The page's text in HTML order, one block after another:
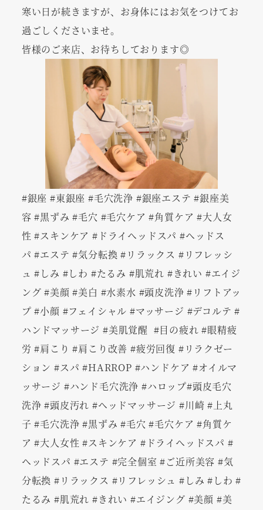
寒い日が続きますが、お身体にはお気をつけてお
過ごしくださいませ。
皆様のご来店、お待ちしております◎
#銀座 #東銀座 #毛穴洗浄 #銀座エステ #銀座美
容 #黒ずみ #毛穴 #毛穴ケア #角質ケア #大人女
性 #スキンケア #ドライヘッドスパ #ヘッドス
パ #エステ #気分転換 #リラックス #リフレッシ
ュ #しみ #しわ #たるみ #肌荒れ #きれい #エイジ
ング #美顔 #美白 #水素水 #頭皮洗浄 #リフトアッ
プ #小顔 #フェイシャル #マッサージ #デコルテ #
ハンドマッサージ #美肌覚醒 #目の疲れ #眼精疲
労 #肩こり #肩こり改善 #疲労回復 #リラクゼー
ション #スパ #HARROP #ハンドケア #オイルマ
ッサージ #ハンド毛穴洗浄 #ハロップ#頭皮毛穴
洗浄 #頭皮汚れ #ヘッドマッサージ #川崎 #上丸
子 #毛穴洗浄 #黒ずみ #毛穴 #毛穴ケア #角質ケ
ア #大人女性 #スキンケア #ドライヘッドスパ #
ヘッドスパ #エステ #完全個室 #ご近所美容 #気
分転換 #リラックス #リフレッシュ #しみ #しわ #
たるみ #肌荒れ #きれい #エイジング #美顔 #美